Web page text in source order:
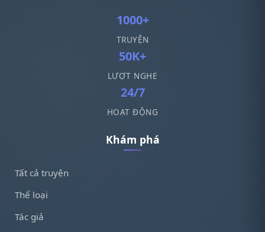
1000+
TRUYỆN
50K+
LƯỢT NGHE
24/7
HOẠT ĐỘNG
Khám phá
Tất cả truyện
Thể loại
Tác giả